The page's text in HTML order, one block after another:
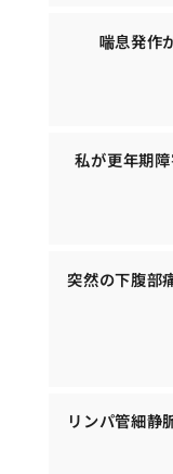
喘息発作
私が更年期
突然の下腹部
リンパ管細静